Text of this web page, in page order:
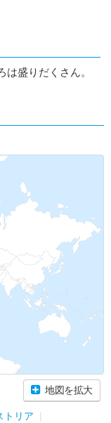
盛りだくさん。
地図を拡大
トリア